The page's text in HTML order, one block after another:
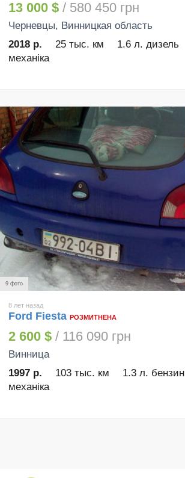
13 000 $ / 580 450 грн
Черневцы, Винницкая область
2018 р.
25 тыс. км 1.6 л. дизель
механіка
9 фото
8 лет назад
Ford Fiesta РОЗМИТНЕНА
2 600 $ / 116 090 грн
Винница
1997 р.
103 тыс. км 1.3 л. бензин
механіка